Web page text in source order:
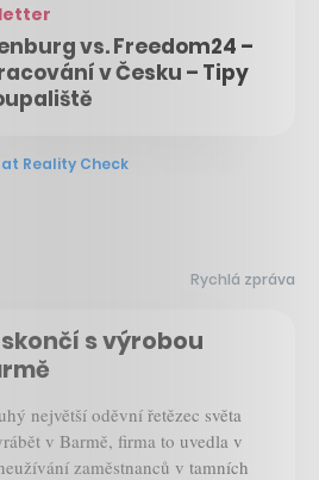
vs. Freedom24 –
v Česku – Tipy
Reality Check
Rychlá zpráva
skončí s výrobou
největší oděvní řetězec světa
v Barmě, firma to uvedla v
zaměstnanců v tamních